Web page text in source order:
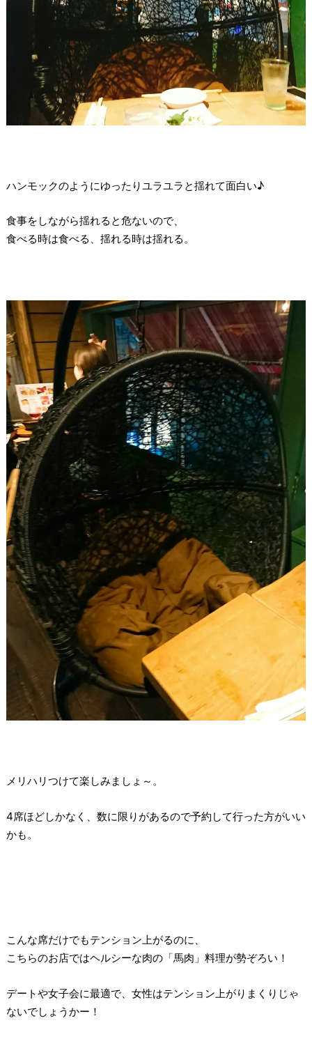
ハンモックのようにゆったりユラユラと揺れて面白い♪
食事をしながら揺れると危ないので、
食べる時は食べる、揺れる時は揺れる。
メリハリつけて楽しみましょ～。
4席ほどしかなく、数に限りがあるので予約して行った方がいい
かも。
こんな席だけでもテンション上がるのに、
こちらのお店ではヘルシーな肉の「馬肉」料理が勢ぞろい！
デートや女子会に最適で、女性はテンション上がりまくりじゃ
ないでしょうかー！